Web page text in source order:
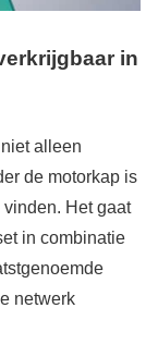
in
alleen
de motorkap is
Het gaat
in combinatie
netwerk